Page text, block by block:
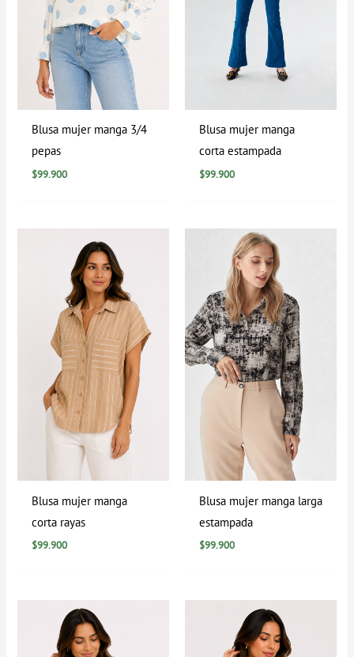
Blusa mujer manga 3/4
pepas
$99.900
Blusa mujer manga
corta estampada
$99.900
Blusa mujer manga
corta rayas
$99.900
Blusa mujer manga larga
estampada
$99.900